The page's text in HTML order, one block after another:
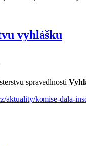
vyhlášku
spravedlnosti
aktuality/komise-dala-